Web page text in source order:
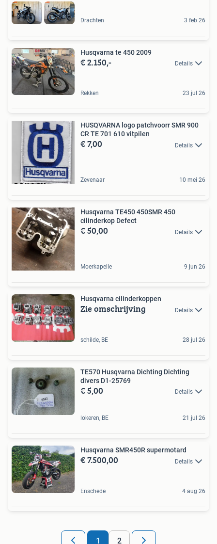
Drachten 3 feb 26
Husqvarna te 450 2009
€ 2.150,- Details
Rekken 23 jul 26
HUSQVARNA logo patchvoorr SMR 900
CR TE 701 610 vitpilen
€ 7,00 Details
Zevenaar 10 mei 26
Husqvarna TE450 450SMR 450
cilinderkop Defect
€ 50,00 Details
Moerkapelle 9 jun 26
Husqvarna cilinderkoppen
Zie omschrijving Details
schilde, BE 28 jul 26
TE570 Husqvarna Dichting Dichting
divers D1-25769
€ 5,00 Details
lokeren, BE 21 jul 26
Husqvarna SMR450R supermotard
€ 7.500,00 Details
Enschede 4 aug 26
1 2